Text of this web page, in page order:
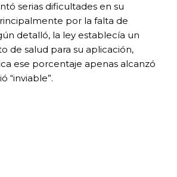
serias dificultades en su
por la falta de
detalló, la ley establecía un
de salud para su aplicación,
ese porcentaje apenas alcanzó
“inviable”.